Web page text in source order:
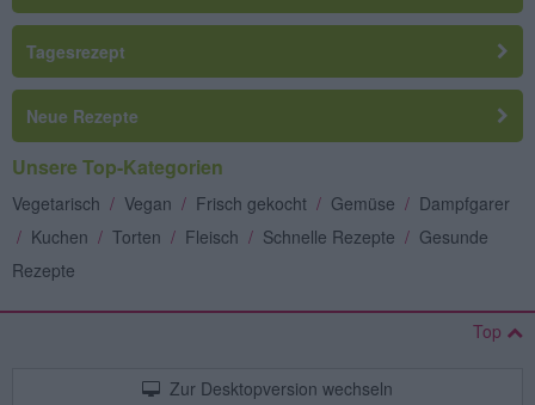
Tagesrezept
Neue Rezepte
Unsere Top-Kategorien
Vegetarisch / Vegan / Frisch gekocht / Gemüse / Dampfgarer
/ Kuchen / Torten / Fleisch / Schnelle Rezepte / Gesunde
Rezepte
Top
Zur Desktopversion wechseln